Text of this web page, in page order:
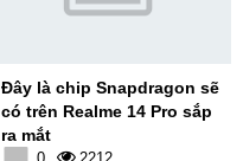
Đây là chip Snapdragon sẽ
có trên Realme 14 Pro sắp
ra mắt